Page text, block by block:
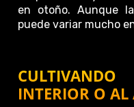
en otoño. Aunque
puede variar mucho
INTERIOR O AL